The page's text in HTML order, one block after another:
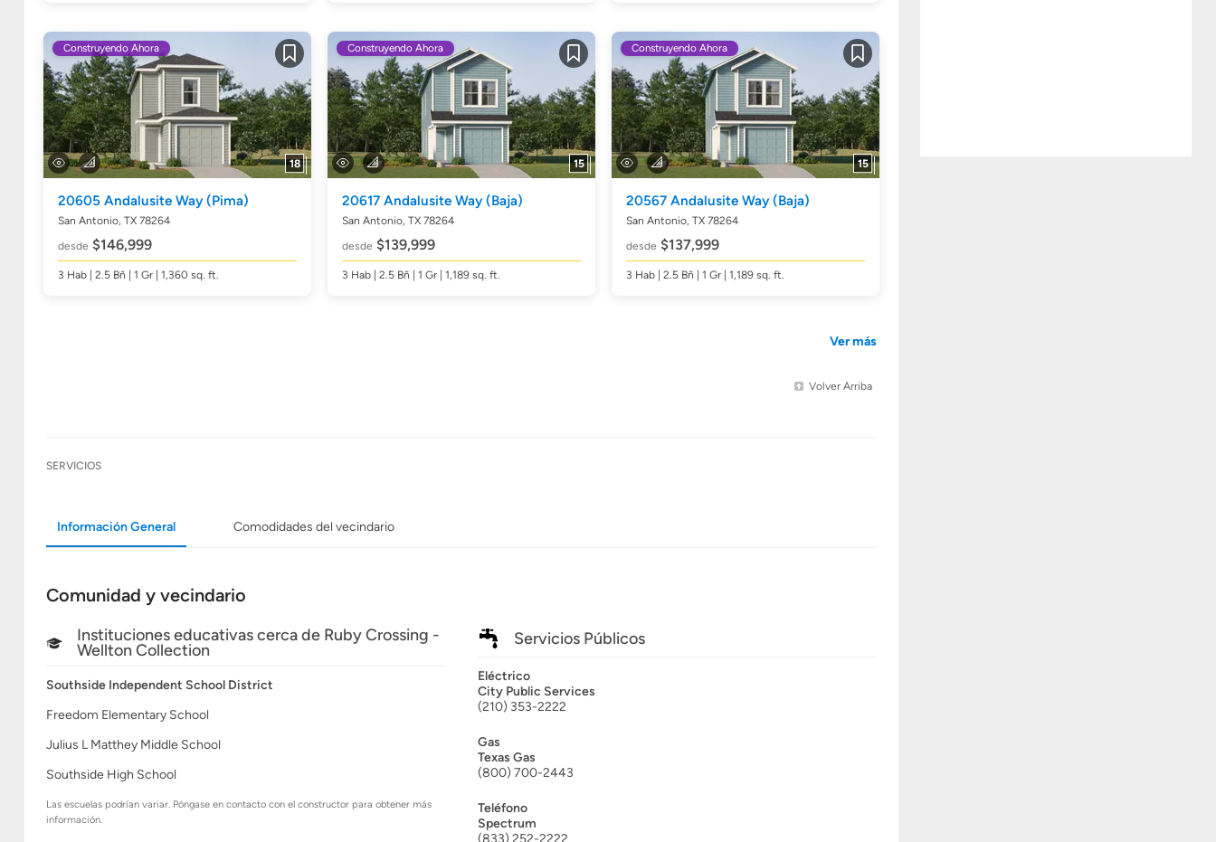
Guardar
18
Construyendo Ahora
20605 Andalusite Way(Pima)
San Antonio, TX 78264
desde $146,999
3 Hab | 2.5 Bñ | 1 Gr | 1,360 sq. ft.
Guardar
15
Construyendo Ahora
20617 Andalusite Way(Baja)
San Antonio, TX 78264
desde $139,999
3 Hab| 2.5 Bñ | 1 Gr | 1,189 sq. ft.
Guardar
15
Construyendo Ahora
20567 Andalusite Way(Baja)
San Antonio, TX 78264
desde $137,999
3 Hab| 2.5 Bñ | 1 Gr | 1,189 sq. ft.
Ver más
Volver Arriba
SERVICIOS
Información General Comodidades del vecindario
Comunidad y vecindario
Instituciones educativas cerca de Ruby Crossing -
Wellton Collection
Southside Independent School District
Freedom Elementary School
Julius L Matthey Middle School
Southside High School
Las escuelas podrían variar. Póngase en contacto con el constructor para obtener más
información.
Servicios Públicos
Eléctrico
City Public Services
(210) 353-2222
Gas
Texas Gas
(800) 700-2443
Teléfono
Spectrum
(833) 252-2222